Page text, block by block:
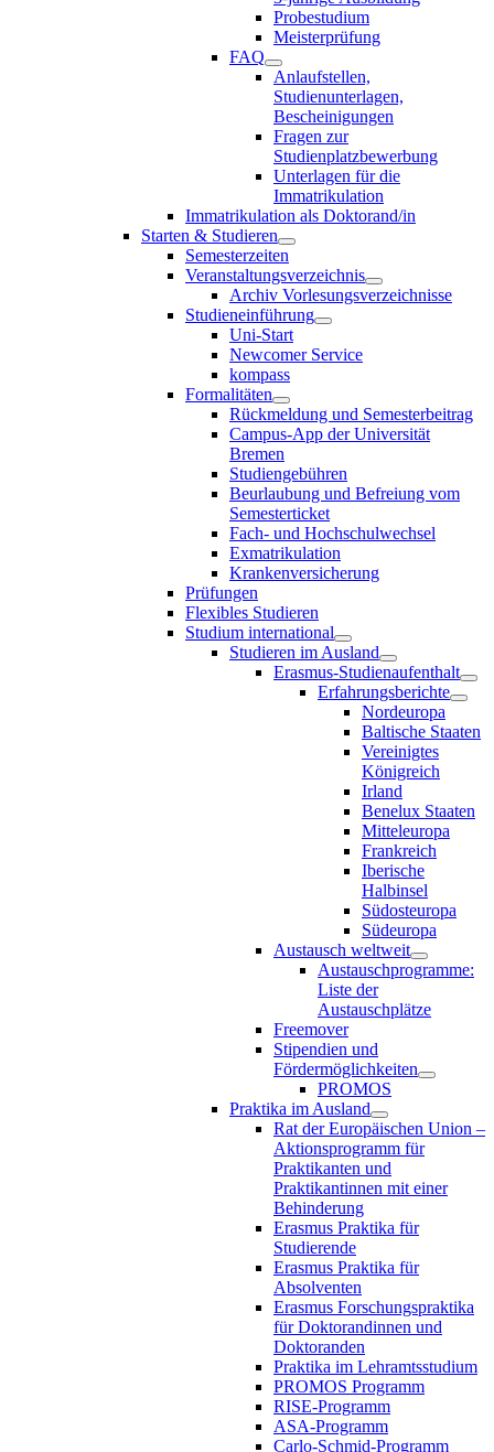
Probestudium
Meisterprüfung
FAQ
Anlaufstellen,
Studienunterlagen,
Bescheinigungen
Fragen zur
Studienplatzbewerbung
Unterlagen für die
Immatrikulation
Immatrikulation als Doktorand/in
Starten & Studieren
Semesterzeiten
Veranstaltungsverzeichnis
Archiv Vorlesungsverzeichnisse
Studieneinführung
Uni-Start
Newcomer Service
kompass
Formalitäten
Rückmeldung und Semesterbeitrag
Campus-App der Universität
Bremen
Studiengebühren
Beurlaubung und Befreiung vom
Semesterticket
Fach- und Hochschulwechsel
Exmatrikulation
Krankenversicherung
Prüfungen
Flexibles Studieren
Studium international
Studieren im Ausland
Erasmus-Studienaufenthalt
Erfahrungsberichte
Nordeuropa
Baltische Staaten
Vereinigtes
Königreich
Irland
Benelux Staaten
Mitteleuropa
Frankreich
Iberische
Halbinsel
Südosteuropa
Südeuropa
Austausch weltweit
Austauschprogramme:
Liste der
Austauschplätze
Freemover
Stipendien und
Fördermöglichkeiten
PROMOS
Praktika im Ausland
Rat der Europäischen Union –
Aktionsprogramm für
Praktikanten und
Praktikantinnen mit einer
Behinderung
Erasmus Praktika für
Studierende
Erasmus Praktika für
Absolventen
Erasmus Forschungspraktika
für Doktorandinnen und
Doktoranden
Praktika im Lehramtsstudium
PROMOS Programm
RISE-Programm
ASA-Programm
Carlo-Schmid-Programm